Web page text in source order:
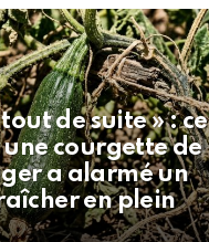
de suite » : ce
courgette de
a alarmé un
en plein